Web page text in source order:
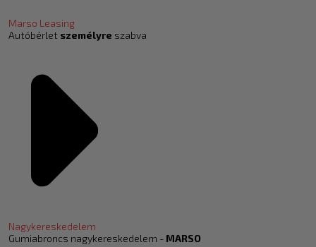
Marso Leasing
Autóbérlet személyre szabva
Nagykereskedelem
Gumiabroncs nagykereskedelem - MARSO